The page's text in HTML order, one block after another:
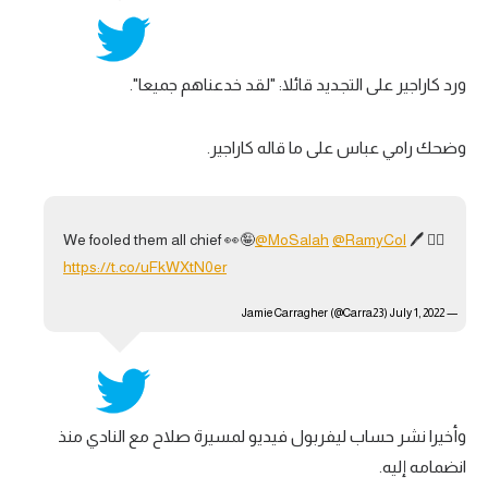
ورد كاراجير على التجديد قائلا: "لقد خدعناهم جميعا".
وضحك رامي عباس على ما قاله كاراجير.
We fooled them all chief 👀🤪@MoSalah @RamyCol 🖊 👌🏻
https://t.co/uFkWXtN0er
— Jamie Carragher (@Carra23)
July 1, 2022
وأخيرا نشر حساب ليفربول فيديو لمسيرة صلاح مع النادي منذ
انضمامه إليه.